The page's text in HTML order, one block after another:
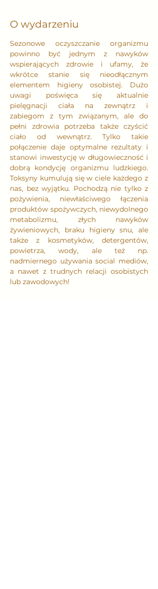
O wydarzeniu
Sezonowe oczyszczanie organizmu
powinno być jednym z nawyków
wspierających zdrowie i ufamy, że
wkrótce stanie się nieodłącznym
elementem higieny osobistej. Dużo
uwagi poświęca się aktualnie
pielęgnacji ciała na zewnątrz i
zabiegom z tym związanym, ale do
pełni zdrowia potrzeba także czyścić
ciało od wewnątrz. Tylko takie
połączenie daje optymalne rezultaty i
stanowi inwestycję w długowieczność i
dobrą kondycję organizmu ludzkiego.
Toksyny kumulują się w ciele każdego z
nas, bez wyjątku. Pochodzą nie tylko z
pożywienia, niewłaściwego łączenia
produktów spożywczych, niewydolnego
metabolizmu, złych nawyków
żywieniowych, braku higieny snu, ale
także z kosmetyków, detergentów,
powietrza, wody, ale też np.
nadmiernego używania social mediów,
a nawet z trudnych relacji osobistych
lub zawodowych!